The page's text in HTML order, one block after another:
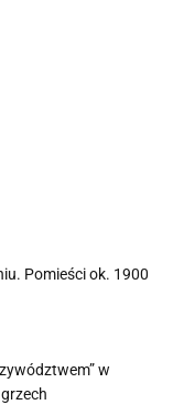
Pomieści ok. 1900
w